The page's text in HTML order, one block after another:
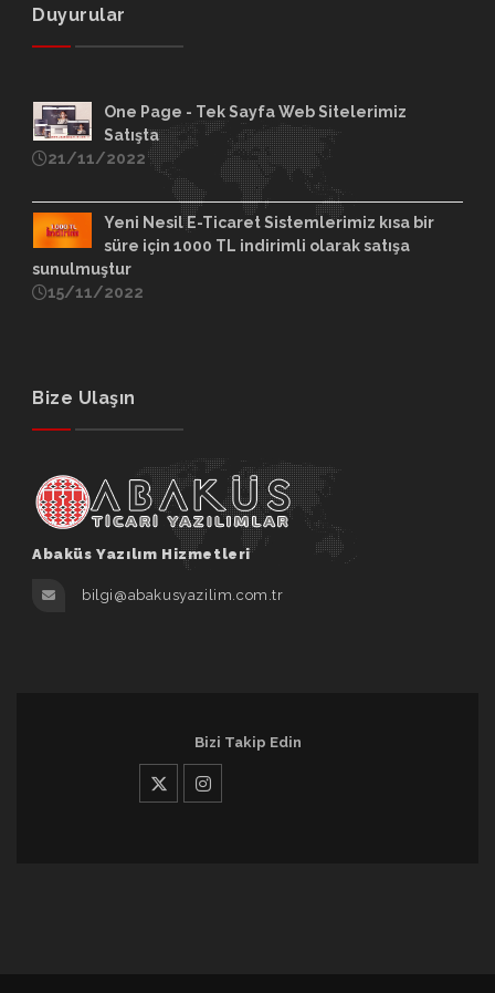
Duyurular
One Page - Tek Sayfa Web Sitelerimiz
Satışta
21/11/2022
Yeni Nesil E-Ticaret Sistemlerimiz kısa bir
süre için 1000 TL indirimli olarak satışa
sunulmuştur
15/11/2022
Bize Ulaşın
Abaküs Yazılım Hizmetleri
bilgi@abakusyazilim.com.tr
Bizi Takip Edin